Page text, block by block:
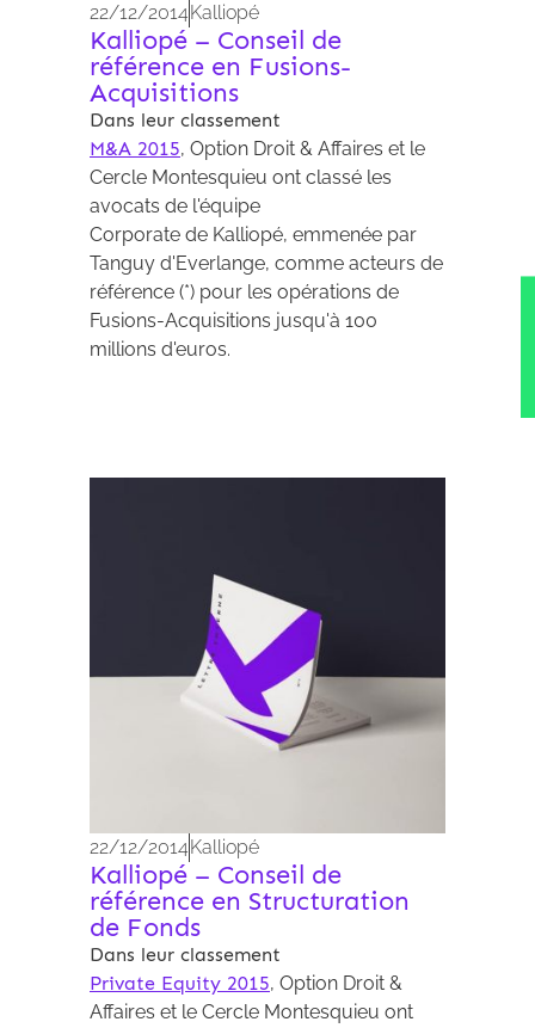
22/12/2014 Kalliopé
Kalliopé – Conseil de
référence en Fusions-
Acquisitions
Dans leur classement
M&A 2015, Option Droit & Affaires et le
Cercle Montesquieu ont classé les
avocats de l'équipe
Corporate de Kalliopé, emmenée par
Tanguy d'Everlange, comme acteurs de
référence (*) pour les opérations de
Fusions-Acquisitions jusqu'à 100
millions d'euros.
22/12/2014 Kalliopé
Kalliopé – Conseil de
référence en Structuration
de Fonds
Dans leur classement
Private Equity 2015, Option Droit &
Affaires et le Cercle Montesquieu ont